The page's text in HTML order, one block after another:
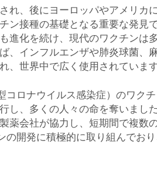
れ、後にヨーロッパやアメリカ
ン接種の基礎となる重要な発見
進化を続け、現代のワクチンは
、インフルエンザや肺炎球菌、
、世界中で広く使用されています
ロナウイルス感染症）のワク
し、多くの人々の命を奪いまし
薬会社が協力し、短期間で複数
の開発に積極的に取り組んでお